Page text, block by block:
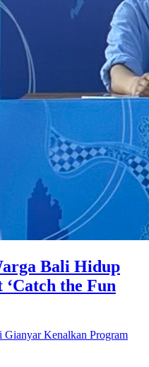
Bali Hidup
‘Catch the Fun